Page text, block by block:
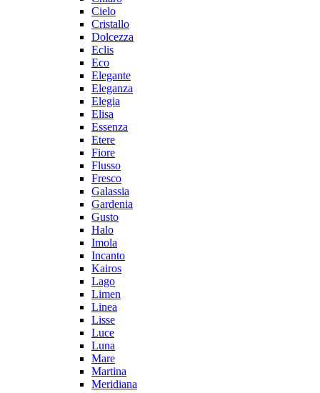
Cielo
Cristallo
Dolcezza
Eclis
Eco
Elegante
Eleganza
Elegia
Elisa
Essenza
Etere
Fiore
Flusso
Fresco
Galassia
Gardenia
Gusto
Halo
Imola
Incanto
Kairos
Lago
Limen
Linea
Lisse
Luce
Luna
Mare
Martina
Meridiana